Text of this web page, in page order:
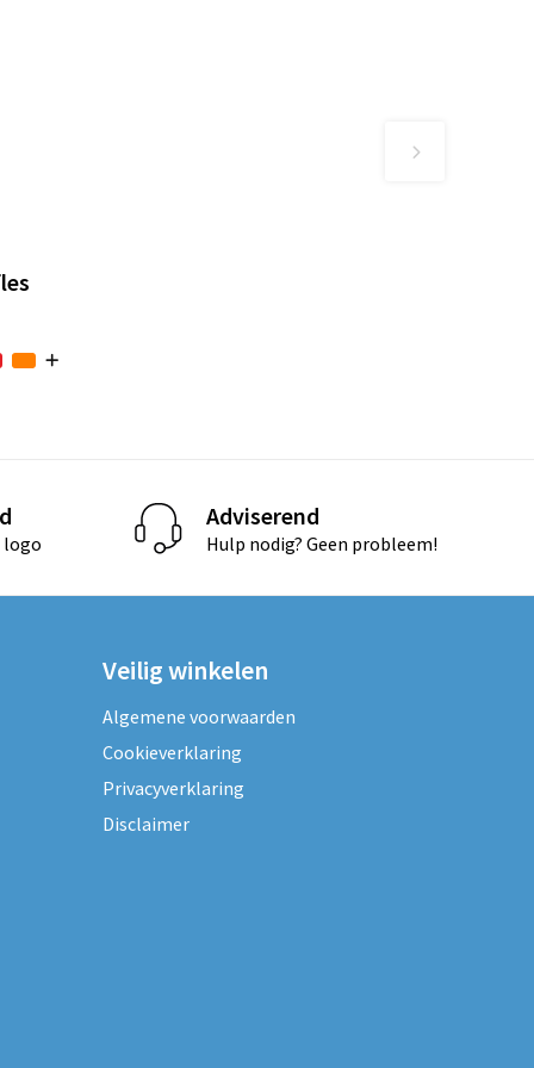
logo
Adviserend
Hulp nodig? Geen probleem!
Veilig winkelen
Algemene voorwaarden
Cookieverklaring
Privacyverklaring
Disclaimer